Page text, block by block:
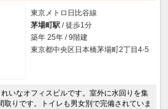
東京メトロ日比谷線
茅場町駅 / 徒歩1分
築年 25年 / 9階建
東京都中央区日本橋茅場町2丁目4-5
いなオフィスビルです。室外に水回りを集
取りです。トイレも男女別で完備されていま